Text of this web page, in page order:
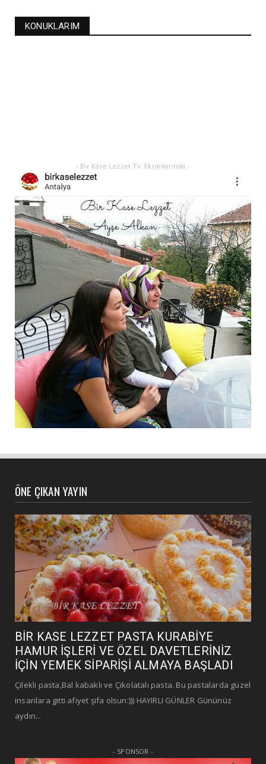
Alanya'nın düğünlerinin meşhur kurabiyesi- S
KONUKLARIM
- Bir Kase Lezzet Tv. Ekranlarında -
ÖNE ÇIKAN YAYIN
BİR KASE LEZZET PASTA KURABİYE
HAMUR İŞLERİ VE ÖZEL DAVETLERİNİZ
İÇİN YEMEK SİPARİŞİ ALMAYA BAŞLADI
Çilekli pasta,Bal kabaklı ve Çikolatalı pasta. Bu pastalarda güzel
insanlara gitti afiyet şifa olsun:))) HAYIRLI GÜNLER Gününüz
aydın...
- SPONSOR -